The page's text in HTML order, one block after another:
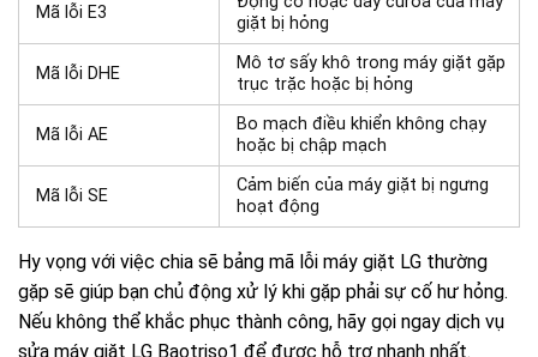
Mã lỗi E3
giặt bị hỏng
Mã lỗi DHE
Mô tơ sấy khô trong máy giặt gặp
trục trặc hoặc bị hỏng
Mã lỗi AE
Bo mạch điều khiển không chạy
hoặc bị chập mạch
Mã lỗi SE
Cảm biến của máy giặt bị ngưng
hoạt động
Hy vọng với việc chia sẽ bảng mã lỗi máy giặt LG thường
gặp sẽ giúp bạn chủ động xử lý khi gặp phải sự cố hư hỏng.
Nếu không thể khắc phục thành công, hãy gọi ngay dịch vụ
sửa máy giặt LG Baotriso1 để được hỗ trợ nhanh nhất.